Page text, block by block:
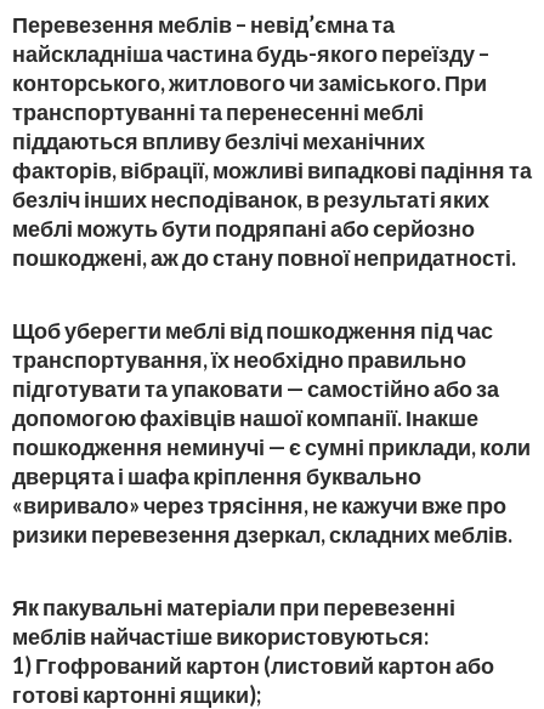
Перевезення меблів – невід’ємна та
найскладніша частина будь-якого переїзду –
конторського, житлового чи заміського. При
транспортуванні та перенесенні меблі
піддаються впливу безлічі механічних
факторів, вібрації, можливі випадкові падіння та
безліч інших несподіванок, в результаті яких
меблі можуть бути подряпані або серйозно
пошкоджені, аж до стану повної непридатності.
Щоб уберегти меблі від пошкодження під час
транспортування, їх необхідно правильно
підготувати та упаковати — самостійно або за
допомогою фахівців нашої компанії. Інакше
пошкодження неминучі — є сумні приклади, коли
дверцята і шафа кріплення буквально
«виривало» через трясіння, не кажучи вже про
ризики перевезення дзеркал, складних меблів.
Як пакувальні матеріали при перевезенні
меблів найчастіше використовуються:
1) Ггофрований картон (листовий картон або
готові картонні ящики);